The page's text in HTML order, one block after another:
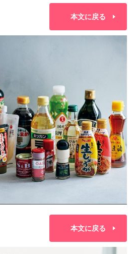
本文に戻る
本文に戻る